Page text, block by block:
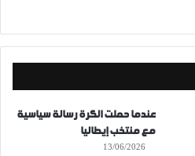
عندما حملت الكرة رسالة سياسية
مع منتخب إيطاليا
13/06/2026